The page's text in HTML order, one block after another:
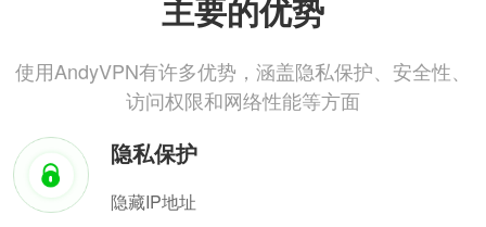
主要的优势
使用AndyVPN有许多优势，涵盖隐私保护、安全性、
访问权限和网络性能等方面
隐私保护
隐藏IP地址